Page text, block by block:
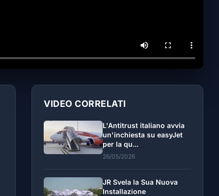
VIDEO CORRELATI
L'Antitrust italiano avvia
un'inchiesta su easyJet
per la qu...
26/05/2026
JR Svela la Sua Nuova
Installazione